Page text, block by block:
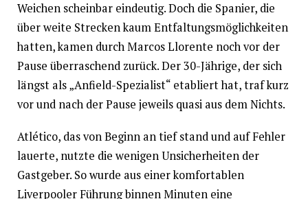
Weichen scheinbar eindeutig. Doch die Spanier, die
über weite Strecken kaum Entfaltungsmöglichkeiten
hatten, kamen durch Marcos Llorente noch vor der
Pause überraschend zurück. Der 30-Jährige, der sich
längst als „Anfield-Spezialist“ etabliert hat, traf kurz
vor und nach der Pause jeweils quasi aus dem Nichts.
Atlético, das von Beginn an tief stand und auf Fehler
lauerte, nutzte die wenigen Unsicherheiten der
Gastgeber. So wurde aus einer komfortablen
Liverpooler Führung binnen Minuten eine